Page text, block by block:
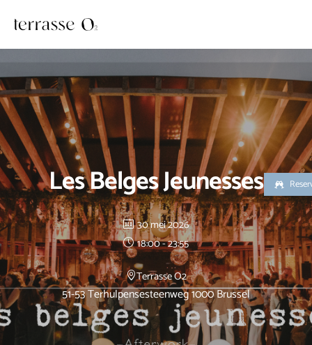
naar
de
Les Belges Jeunesses
30 mei 2026
18:00 - 23:55
Terrasse O2
51-53 Terhulpensesteenweg 1000 Brussel